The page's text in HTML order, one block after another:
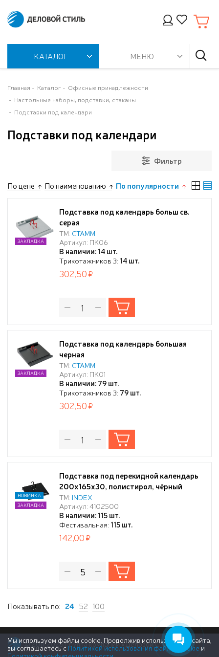
КАТАЛОГ МЕНЮ
Главная Каталог
Офисные принадлежности
Настольные наборы, подставки, стаканы
Подставки под календари
Подставки под календари
Фильтр
По цене По наименованию По популярности
Подставка под календарь больш св.
серая
ТМ: СТАММ
Артикул: ПК06
В наличии: 14 шт.
Трикотажников 3: 14 шт.
ЗАКЛАДКА
302,50
Подставка под календарь большая
черная
ТМ: СТАММ
Артикул: ПК01
В наличии: 79 шт.
Трикотажников 3: 79 шт.
ЗАКЛАДКА
302,50
Подставка под перекидной календарь
200х165х30, полистирол, чёрный
ТМ: INDEX
Артикул: 4102500
В наличии: 115 шт.
Фестивальная: 115 шт.
НОВИНКА
ЗАКЛАДКА
142,00
Показывать по: 24 52 100
© 2011-2026 Группа компаний «Деловой Стиль»
Мы используем файлы cookie. Продолжив использование сайта,
вы соглашаетесь с Политикой использования файлов cookie и